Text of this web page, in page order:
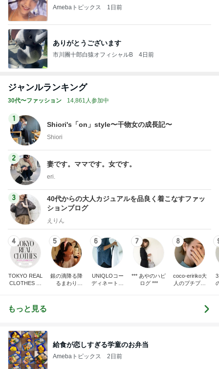
Amebaトピックス 1日前
ありがとうございます
市川團十郎白猿オフィシャルB 4日前
ジャンルランキング
30代〜ファッション 14,861人参加中
1
Shiori's「on」style〜干物女の成長記〜
Shiori
2
妻です。ママです。女です。
eri.
3
40代からの大人カジュアルを品良く着こなすファッ
ションブログ
えりん
4
TOKYO REAL
CLOTHES 大
5
銀の滴降る降
るまわり
6
UNIQLOコー
ディネート日
7
*** あやのハピ
ログ ***
8
coco-eririko大
人のプチプラ
もっと見る
給食が恋しすぎる学童のお弁当
Amebaトピックス 2日前